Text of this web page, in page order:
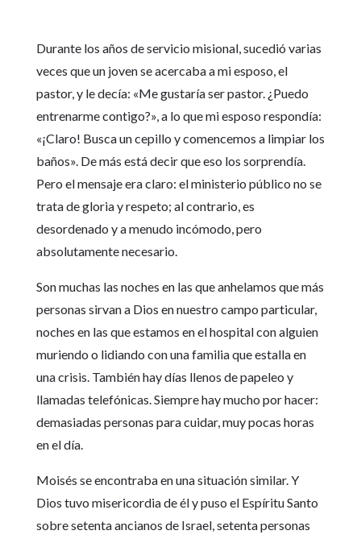
Durante los años de servicio misional, sucedió varias
veces que un joven se acercaba a mi esposo, el
pastor, y le decía: «Me gustaría ser pastor. ¿Puedo
entrenarme contigo?», a lo que mi esposo respondía:
«¡Claro! Busca un cepillo y comencemos a limpiar los
baños». De más está decir que eso los sorprendía.
Pero el mensaje era claro: el ministerio público no se
trata de gloria y respeto; al contrario, es
desordenado y a menudo incómodo, pero
absolutamente necesario.
Son muchas las noches en las que anhelamos que más
personas sirvan a Dios en nuestro campo particular,
noches en las que estamos en el hospital con alguien
muriendo o lidiando con una familia que estalla en
una crisis. También hay días llenos de papeleo y
llamadas telefónicas. Siempre hay mucho por hacer:
demasiadas personas para cuidar, muy pocas horas
en el día.
Moisés se encontraba en una situación similar. Y
Dios tuvo misericordia de él y puso el Espíritu Santo
sobre setenta ancianos de Israel, setenta personas